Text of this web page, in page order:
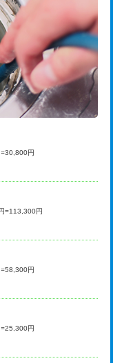
+8,800円
11,000円~
55,000円
33,000円
8,800円
11,000円
22,000円
33,000円
16,500円+材料費
円
=113,300円
円
円